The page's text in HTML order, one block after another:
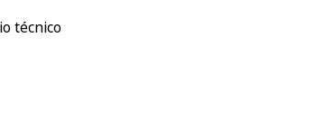
técnico